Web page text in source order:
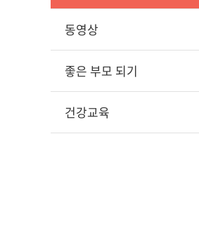
동영상
좋은 부모 되기
건강교육